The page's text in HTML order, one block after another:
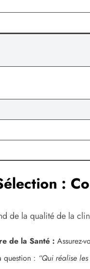
:
de la qualité de la
de la Santé : Assurez-
question : “Qui réalise